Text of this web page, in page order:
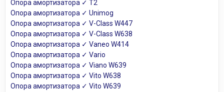
Опора амортизатора ✓ T2
Опора амортизатора ✓ Unimog
Опора амортизатора ✓ V-Class W447
Опора амортизатора ✓ V-Class W638
Опора амортизатора ✓ Vaneo W414
Опора амортизатора ✓ Vario
Опора амортизатора ✓ Viano W639
Опора амортизатора ✓ Vito W638
Опора амортизатора ✓ Vito W639